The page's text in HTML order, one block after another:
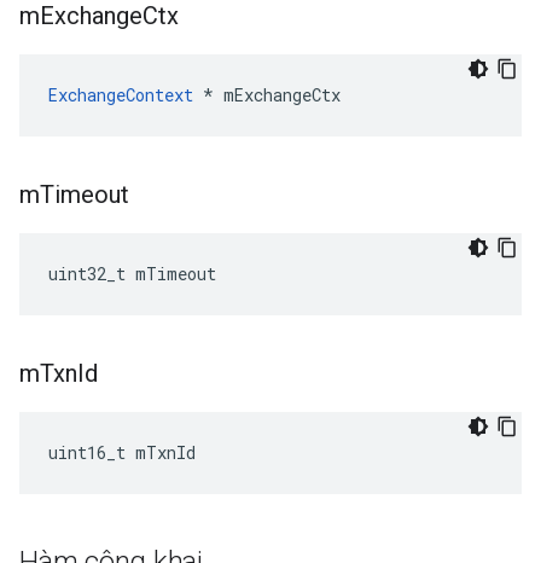
mExchangeCtx
ExchangeContext * mExchangeCtx
mTimeout
uint32_t mTimeout
mTxnId
uint16_t mTxnId